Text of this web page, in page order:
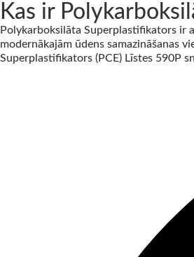
Kas ir
Polykarboksilāta Superplastifikators ir
modernākajām ūdens samazināšanas
Superplastifikators (PCE) Līstes 590P